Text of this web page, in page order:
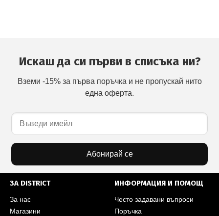
Искаш да си първи в списъка ни?
Вземи -15% за първа поръчка и не пропускай нито
една оферта.
Абонирай се
ЗА DISTRICT
За нас
Магазини
ИНФОРМАЦИЯ И ПОМОЩ
Често задавани въпроси
Поръчка